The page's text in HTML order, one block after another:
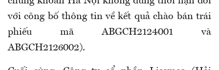
với công bố thông tin về kết quả chào bán trái
phiếu mã ABGCH2124001 và
ABGCH2126002).